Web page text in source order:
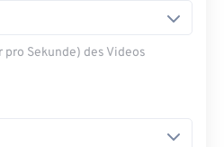
Sekunde) des Videos